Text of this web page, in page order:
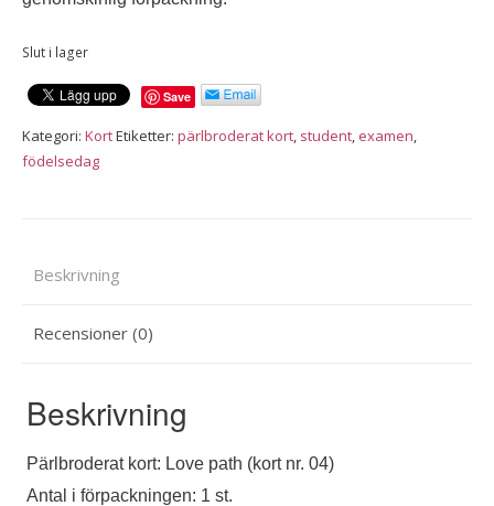
Slut i lager
Save
Kategori: KortEtiketter: pärlbroderat kort student examen
födelsedag
Beskrivning
Recensioner (0)
Beskrivning
Pärlbroderat kort: Love path (kort nr. 04)
Antal i förpackningen: 1 st.